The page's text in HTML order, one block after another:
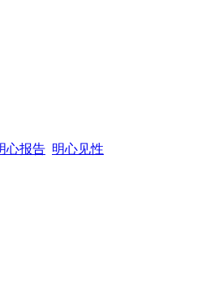
心报告 明心见性